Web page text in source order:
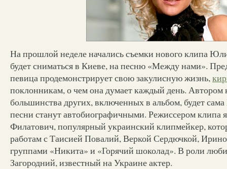
На прошлой неделе начались съемки нового клипа
будет сниматься в Киеве, на песню «Между нами».
певица продемонстрирует свою закулисную жизнь,
поклонникам, о чем она думает каждый день. Автором
большинства других, включенных в альбом, будет
песни станут автобиографичными. Режиссером клипа
Филатович, популярный украинский клипмейкер,
работам с Таисией Повалий, Веркой Сердючкой,
группами «Никита» и «Горячий шоколад». В роли
Загородний, известный на Украине актер.